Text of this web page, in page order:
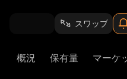
スワップ
概況 保有量 マーケ